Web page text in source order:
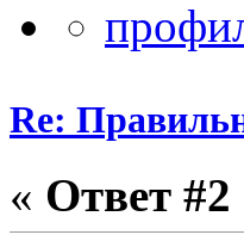
Re:
« Ответ #2